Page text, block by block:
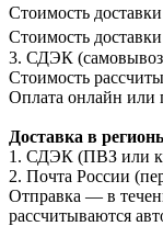
Стоимость
Стоимость
3. СДЭК
Стоимость
Оплата онлайн или
Доставка в
1. СДЭК (ПВЗ или
2. Почта России
Отправка — в
рассчитываются